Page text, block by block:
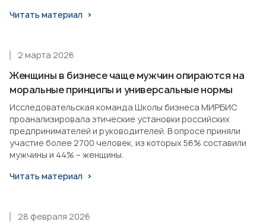
Читать материал
Женщины в бизнесе чаще мужчин опираются на
моральные принципы и универсальные нормы
2 марта 2026
Исследовательская команда Школы бизнеса МИРБИС
проанализировала этические установки российских
предпринимателей и руководителей. В опросе приняли
участие более 2700 человек, из которых 56% составили
мужчины и 44% – женщины.
Читать материал
28 февраля 2026